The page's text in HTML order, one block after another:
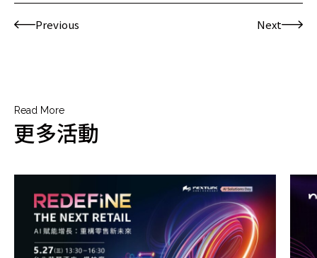
Previous Next
Read More
更多活動